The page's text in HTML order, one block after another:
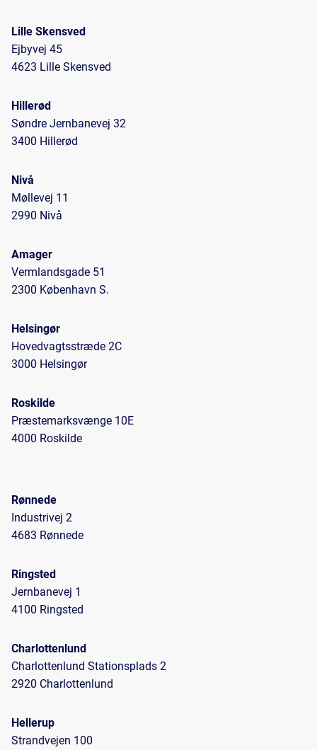
Lille Skensved
Ejbyvej 45
4623 Lille Skensved
Hillerød
Søndre Jernbanevej 32
3400 Hillerød
Nivå
Møllevej 11
2990 Nivå
Amager
Vermlandsgade 51
2300 København S.
Helsingør
Hovedvagtsstræde 2C
3000 Helsingør
Roskilde
Præstemarksvænge 10E
4000 Roskilde
Rønnede
Industrivej 2
4683 Rønnede
Ringsted
Jernbanevej 1
4100 Ringsted
Charlottenlund
Charlottenlund Stationsplads 2
2920 Charlottenlund
Hellerup
Strandvejen 100